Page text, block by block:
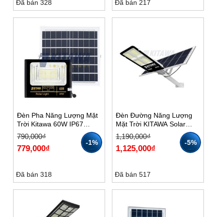
Đã bán 328 Đã bán 217
-1%
Đèn Pha Năng Lượng Mặt
Trời Kitawa 60W IP67
DP160
790,000₫
Giá
gốc
là:
790,000₫.
779,000₫
Giá
hiện
tại
Đã bán 318
-5%
Đèn Đường Năng Lượng
Mặt Trời KITAWA Solar
Light 150W BC1150
1,190,000₫
Giá
gốc
là:
1,190,000₫.
1,125,000₫
Giá
hiện
tại
là:
Đã bán 517